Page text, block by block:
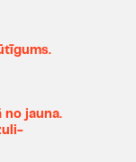
nakts"
no jauna.